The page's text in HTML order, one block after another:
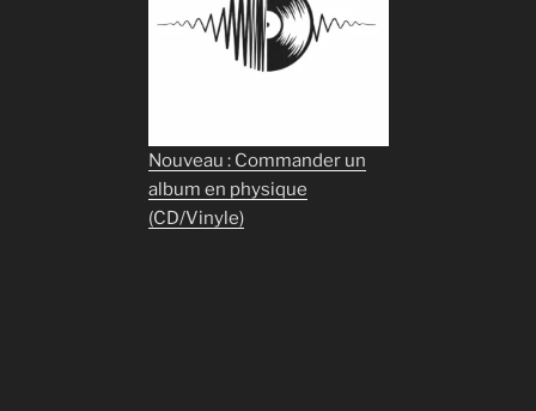
Nouveau : Commander un
album en physique
(CD/Vinyle)